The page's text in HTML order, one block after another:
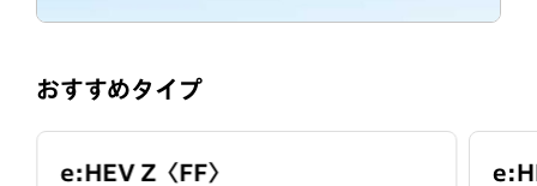
おすすめタイプ
e:HEV Z〈 FF〉